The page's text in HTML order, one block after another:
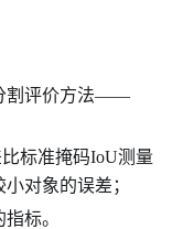
割评价方法——
标准掩码IoU测量
对象的误差；
标。